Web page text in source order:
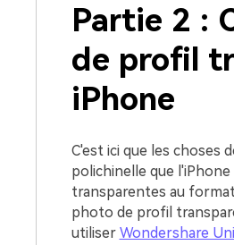
Partie 2 :
de profil
iPhone
C'est ici que les choses
polichinelle que
transparentes au
photo de profil
utiliser Wondershare